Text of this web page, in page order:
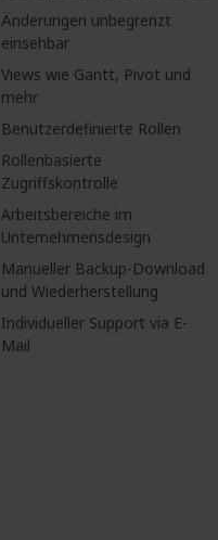
Änderungen unbegrenzt
einsehbar
Views wie Gantt, Pivot und
mehr
Benutzerdefinierte Rollen
Rollenbasierte
Zugriffskontrolle
Arbeitsbereiche im
Unternehmensdesign
Manueller Backup-Download
und Wiederherstellung
Individueller Support via E-
Mail